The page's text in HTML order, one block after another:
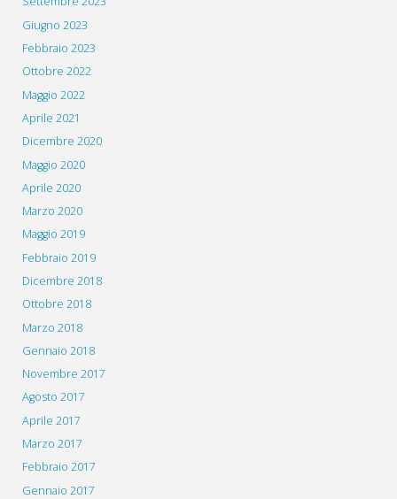
Giugno 2023
Febbraio 2023
Ottobre 2022
Maggio 2022
Aprile 2021
Dicembre 2020
Maggio 2020
Aprile 2020
Marzo 2020
Maggio 2019
Febbraio 2019
Dicembre 2018
Ottobre 2018
Marzo 2018
Gennaio 2018
Novembre 2017
Agosto 2017
Aprile 2017
Marzo 2017
Febbraio 2017
Gennaio 2017